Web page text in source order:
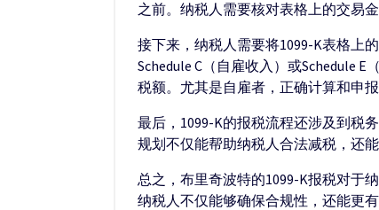
之前。纳税人需要核对表格上的交易
接下来，纳税人需要将1099-K表格上
Schedule C（自雇收入）或Schedule
税额。尤其是自雇者，正确计算和申
最后，1099-K的报税流程还涉及到税
规划不仅能帮助纳税人合法减税，还
总之，布里奇波特的1099-K报税对于
纳税人不仅能够确保合规性，还能更